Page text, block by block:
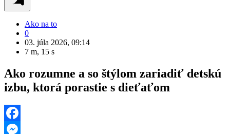
Ako na to
0
03. júla 2026, 09:14
7 m, 15 s
Ako rozumne a so štýlom zariadiť detskú
izbu, ktorá porastie s dieťaťom
Facebook